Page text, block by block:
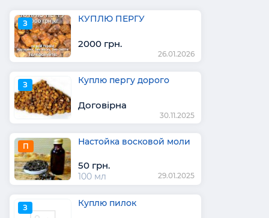
З КУПЛЮ ПЕРГУ
2000 грн.
26.01.2026
З Куплю пергу дорого
Договірна
30.11.2025
П Настойка восковой моли
50 грн.
100 мл 29.01.2025
З Куплю пилок